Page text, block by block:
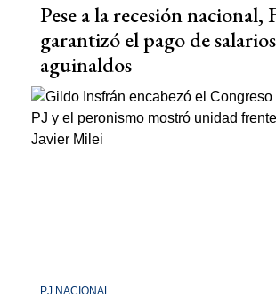
Pese a la recesión nacional,
garantizó el pago de
aguinaldos
PJ NACIONAL